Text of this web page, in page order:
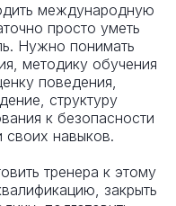
международную
просто уметь
Нужно понимать
методику обучения
поведения,
структуру
к безопасности
своих навыков.
тренера к этому
закрыть